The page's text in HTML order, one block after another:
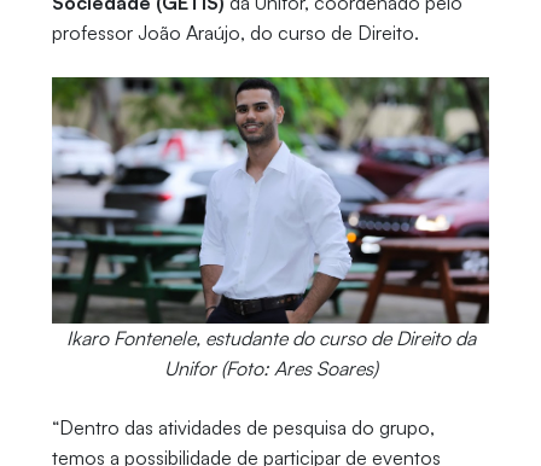
professor João Araújo, do curso de Direito.
Ikaro Fontenele, estudante do curso de Direito da
Unifor (Foto: Ares Soares)
“Dentro das atividades de pesquisa do grupo,
temos a possibilidade de participar de eventos